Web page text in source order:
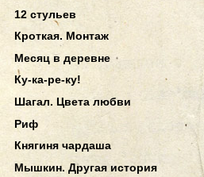
12 стульев
Кроткая. Монтаж
Месяц в деревне
Ку-ка-ре-ку!
Шагал. Цвета любви
Риф
Княгиня чардаша
Мышкин. Другая история